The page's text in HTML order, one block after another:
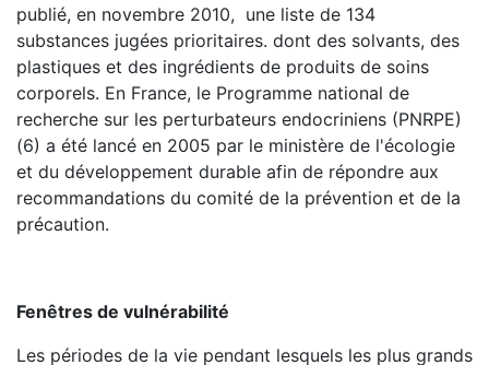
publié, en novembre 2010, une liste de 134
substances jugées prioritaires. dont des solvants, des
plastiques et des ingrédients de produits de soins
corporels. En France, le Programme national de
recherche sur les perturbateurs endocriniens (PNRPE)
(6) a été lancé en 2005 par le ministère de l'écologie
et du développement durable afin de répondre aux
recommandations du comité de la prévention et de la
précaution.
Fenêtres de vulnérabilité
Les périodes de la vie pendant lesquels les plus grands